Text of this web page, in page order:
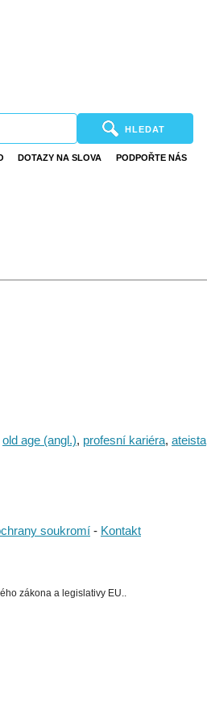
HLEDAT
DOTAZY NA SLOVA PODPOŘTE NÁS
old age (angl.), profesní kariéra, ateista
soukromí - Kontakt
zákona a legislativy EU..